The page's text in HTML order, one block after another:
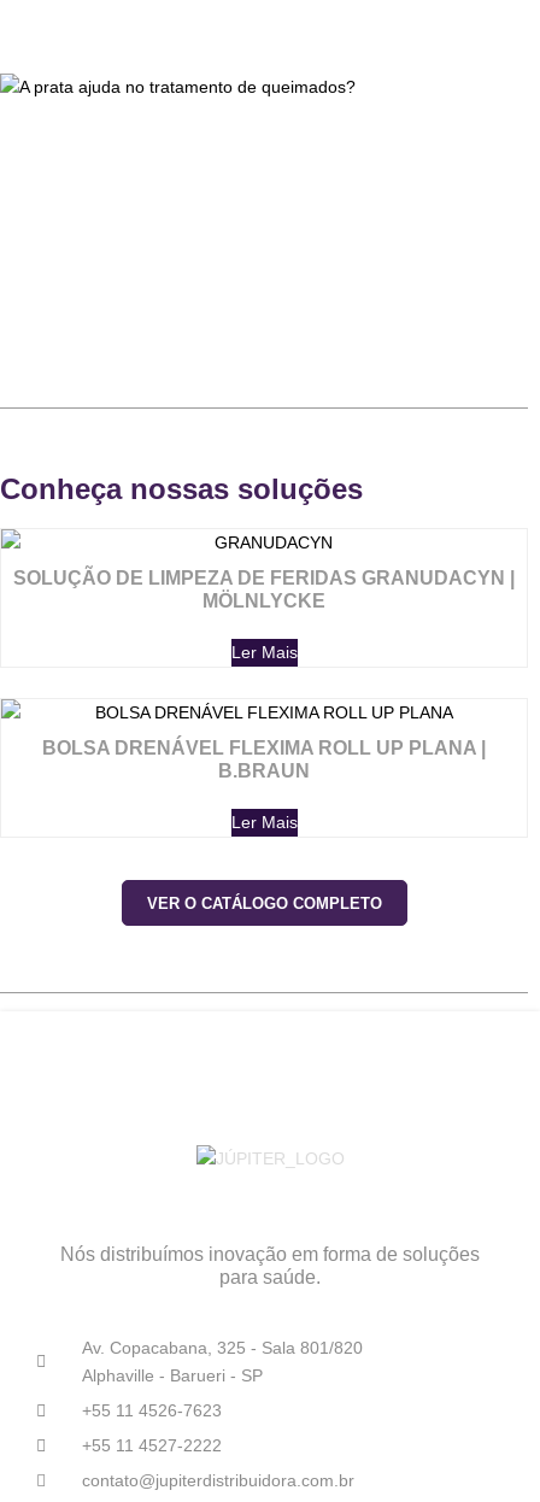
Conheça nossas soluções
SOLUÇÃO DE LIMPEZA DE FERIDAS GRANUDACYN |
MÖLNLYCKE
Ler Mais
BOLSA DRENÁVEL FLEXIMA ROLL UP PLANA |
B.BRAUN
Ler Mais
VER O CATÁLOGO COMPLETO
Nós distribuímos inovação em forma de soluções
para saúde.
Av. Copacabana, 325 - Sala 801/820
Alphaville - Barueri - SP
+55 11 4526-7623
+55 11 4527-2222
contato@jupiterdistribuidora.com.br